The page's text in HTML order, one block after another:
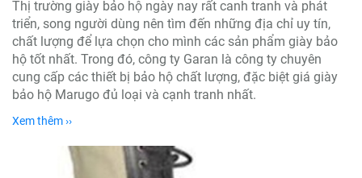
Thị trường giày bảo hộ ngày nay rất canh tranh và phát
triển, song người dùng nên tìm đến những địa chỉ uy tín,
chất lượng để lựa chọn cho mình các sản phẩm giày bảo
hộ tốt nhất. Trong đó, công ty Garan là công ty chuyên
cung cấp các thiết bị bảo hộ chất lượng, đặc biệt giá giày
bảo hộ Marugo đủ loại và cạnh tranh nhất.
Xem thêm ››